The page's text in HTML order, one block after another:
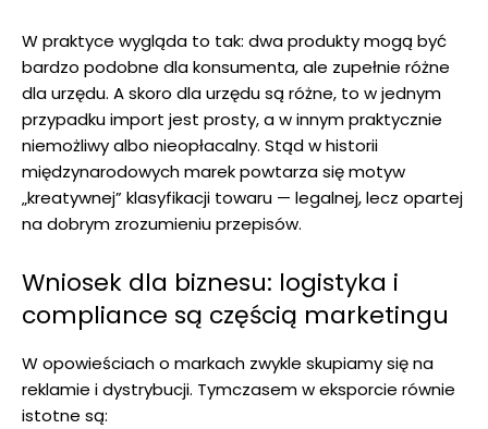
W praktyce wygląda to tak: dwa produkty mogą być
bardzo podobne dla konsumenta, ale zupełnie różne
dla urzędu. A skoro dla urzędu są różne, to w jednym
przypadku import jest prosty, a w innym praktycznie
niemożliwy albo nieopłacalny. Stąd w historii
międzynarodowych marek powtarza się motyw
„kreatywnej” klasyfikacji towaru — legalnej, lecz opartej
na dobrym zrozumieniu przepisów.
Wniosek dla biznesu: logistyka i
compliance są częścią marketingu
W opowieściach o markach zwykle skupiamy się na
reklamie i dystrybucji. Tymczasem w eksporcie równie
istotne są: